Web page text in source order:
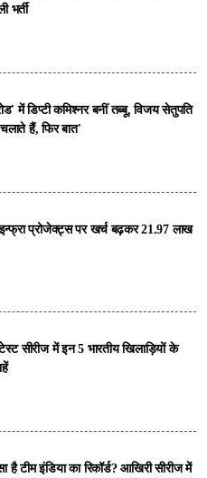
भर्ती
में डिप्टी कमिश्नर बनीं तब्बू, विजय सेतुपति
हैं, फिर बात'
प्रोजेक्ट्स पर खर्च बढ़कर 21.97 लाख
सीरीज में इन 5 भारतीय खिलाड़ियों के
टीम इंडिया का रिकॉर्ड? आखिरी सीरीज में